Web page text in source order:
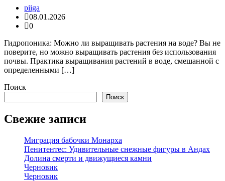
piiga
08.01.2026
0
Гидропоника: Можно ли выращивать растения на воде? Вы не
поверите, но можно выращивать растения без использования
почвы. Практика выращивания растений в воде, смешанной с
определенными […]
Поиск
Поиск
Свежие записи
Миграция бабочки Монарха
Пенитентес: Удивительные снежные фигуры в Андах
Долина смерти и движущиеся камни
Черновик
Черновик